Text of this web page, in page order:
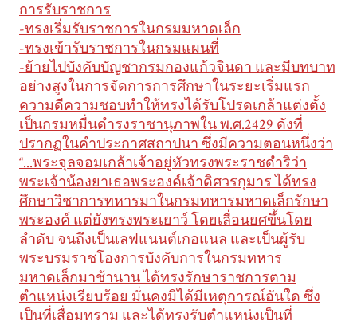
การรับราชการ
-ทรงเริ่มรับราชการในกรมมหาดเล็ก
-ทรงเข้ารับราชการในกรมแผนที่
-ย้ายไปบังคับบัญชากรมกองแก้วจินดา และมีบทบาท
อย่างสูงในการจัดการการศึกษาในระยะเริ่มแรก
ความดีความชอบทำให้ทรงได้รับโปรดเกล้าแต่งตั้ง
เป็นกรมหมื่นดำรงราชานุภาพใน พ.ศ.2429 ดังที่
ปรากฏในคำประกาศสถาปนา ซึ่งมีความตอนหนึ่งว่า
“...พระจุลจอมเกล้าเจ้าอยู่หัวทรงพระราชดำริว่า
พระเจ้าน้องยาเธอพระองค์เจ้าดิศวรกุมาร ได้ทรง
ศึกษาวิชาการทหารมาในกรมทหารมหาดเล็กรักษา
พระองค์ แต่ยังทรงพระเยาว์ โดยเลื่อนยศขึ้นโดย
ลำดับ จนถึงเป็นเลฟแนนต์เกอแนล และเป็นผู้รับ
พระบรมราชโองการบังคับการในกรมทหาร
มหาดเล็กมาช้านาน ได้ทรงรักษาราชการตาม
ตำแหน่งเรียบร้อย มั่นคงมิได้มีเหตุการณ์อันใด ซึ่ง
เป็นที่เสื่อมทราม และได้ทรงรับตำแหน่งเป็นที่